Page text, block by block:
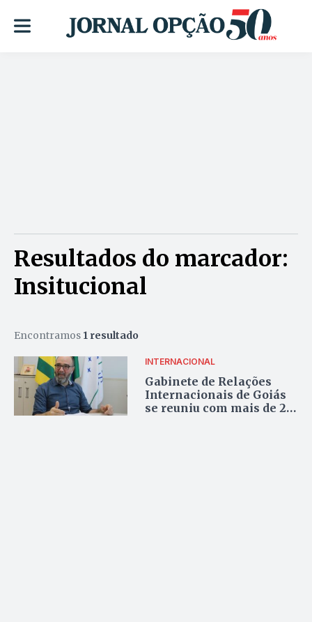
Resultados do marcador:
Insitucional
Encontramos 1 resultado
INTERNACIONAL
Gabinete de Relações
Internacionais de Goiás
se reuniu com mais de 20